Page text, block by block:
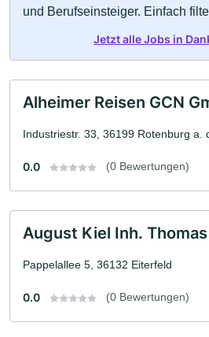
und Berufseinsteiger. Einfach
Jetzt alle Jobs in
Alheimer Reisen GCN
Industriestr. 33, 36199 Rotenburg a.
0.0 (0 Bewertungen)
August Kiel Inh.
Pappelallee 5, 36132 Eiterfeld
0.0 (0 Bewertungen)